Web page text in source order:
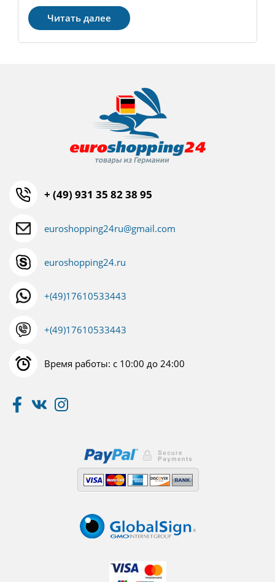
Читать далее
+ (49) 931 35 82 38 95
euroshopping24ru@gmail.com
euroshopping24.ru
+(49)17610533443
+(49)17610533443
Время работы: с 10:00 до 24:00